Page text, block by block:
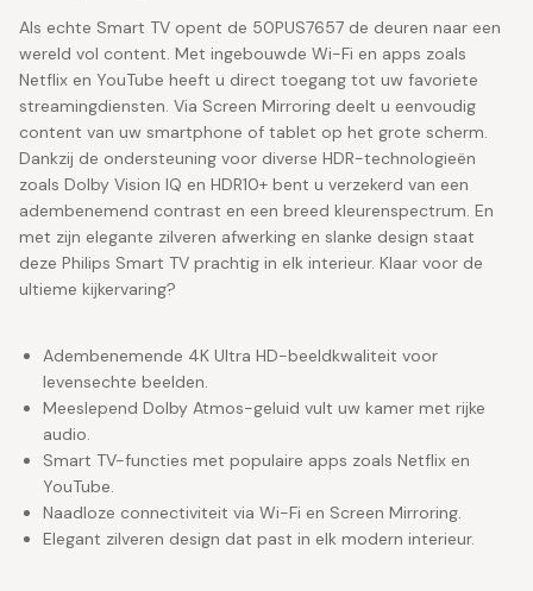
Als echte Smart TV opent de 50PUS7657 de deuren naar een
wereld vol content. Met ingebouwde Wi-Fi en apps zoals
Netflix en YouTube heeft u direct toegang tot uw favoriete
streamingdiensten. Via Screen Mirroring deelt u eenvoudig
content van uw smartphone of tablet op het grote scherm.
Dankzij de ondersteuning voor diverse HDR-technologieën
zoals Dolby Vision IQ en HDR10+ bent u verzekerd van een
adembenemend contrast en een breed kleurenspectrum. En
met zijn elegante zilveren afwerking en slanke design staat
deze Philips Smart TV prachtig in elk interieur. Klaar voor de
ultieme kijkervaring?
Adembenemende 4K Ultra HD-beeldkwaliteit voor
levensechte beelden.
Meeslepend Dolby Atmos-geluid vult uw kamer met rijke
audio.
Smart TV-functies met populaire apps zoals Netflix en
YouTube.
Naadloze connectiviteit via Wi-Fi en Screen Mirroring.
Elegant zilveren design dat past in elk modern interieur.